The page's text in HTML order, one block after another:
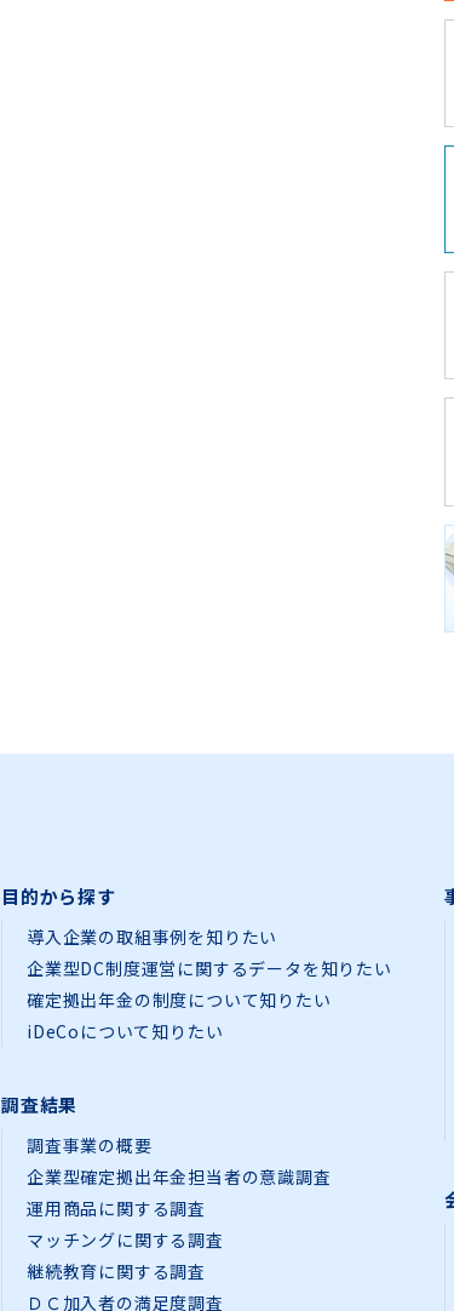
目的から探す
導入企業の取組事例を知りたい
企業型DC制度運営に関するデータを知りたい
確定拠出年金の制度について知りたい
iDeCoについて知りたい
調査結果
調査事業の概要
企業型確定拠出年金担当者の意識調査
運用商品に関する調査
マッチングに関する調査
継続教育に関する調査
ＤＣ加入者の満足度調査